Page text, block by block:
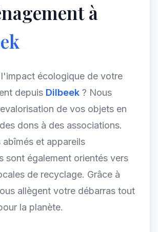
à
écologique de votre
depuis Dilbeek ? Nous
de vos objets en
dons à des associations.
abîmés et appareils
sont également orientés vers
de recyclage. Grâce à
allègent votre débarras tout
la planète.